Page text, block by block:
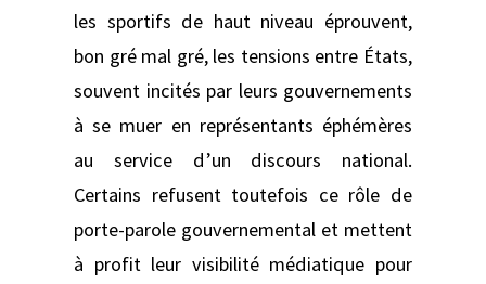
les sportifs de haut niveau éprouvent,
bon gré mal gré, les tensions entre États,
souvent incités par leurs gouvernements
à se muer en représentants éphémères
au service d’un discours national.
Certains refusent toutefois ce rôle de
porte-parole gouvernemental et mettent
à profit leur visibilité médiatique pour